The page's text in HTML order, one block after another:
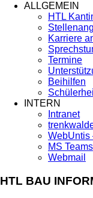
ALLGEMEIN
HTL
Karriere
Termine
Beihilfen
INTERN
Intranet
WebUntis
MS Teams
Webmail
HTL BAU